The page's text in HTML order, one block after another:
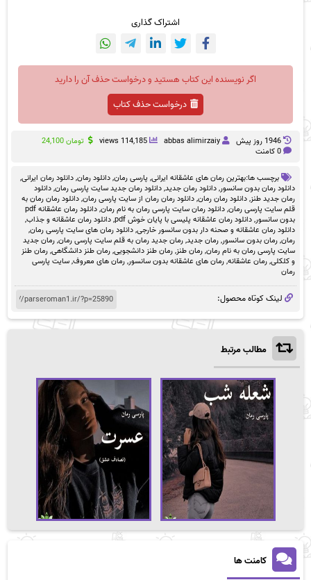
اشتراک گذاری
اگر نویسنده این کتاب هستید و درخواست حذف آن را دارید
درخواست حذف کتاب
1946 روز پيش abbas alimirzaiy
114,185 views تومان24,100
0 کامنت
برچسب ها:بهترین رمان های عاشقانه ایرانی, پارسی رمان,دانلود رمان,دانلود رمان ایرانی,
دانلود رمان بدون سانسور,دانلود رمان جدید,دانلود رمان جدید سایت پارسی رمان,دانلود
رمان جدید طنز,دانلود رمان رمان,دانلود رمان رمان از سایت پارسی رمان,دانلود رمان رمان به
قلم سایت پارسی رمان,دانلود رمان سایت پارسی رمان به نام رمان,
دانلود رمان عاشقانه pdf
بدون سانسور,دانلود رمان عاشقانه پلیسی با پایان خوش pdf ,دانلود رمان عاشقانه و جذاب,
دانلود رمان عاشقانه و صحنه دار بدون سانسور خارجی,دانلود رمان های سایت پارسی رمان,
رمان,رمان بدون سانسور,رمان جدید,رمان جدید رمان به قلم سایت پارسی رمان,رمان جدید
سایت پارسی رمان به نام رمان,رمان طنز,رمان طنز دانشجویی,رمان طنز دانشگاهی,رمان طنز
و کلکلی,رمان عاشقانه,رمان های عاشقانه بدون سانسور,رمان های معروف,سایت پارسی
رمان
لینک کوتاه محصول:
مطالب مرتبط
کامنت ها